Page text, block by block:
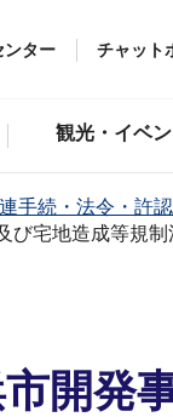
ンター チャット
観光・イベン
手続・法令・許
宅地造成等規
開発